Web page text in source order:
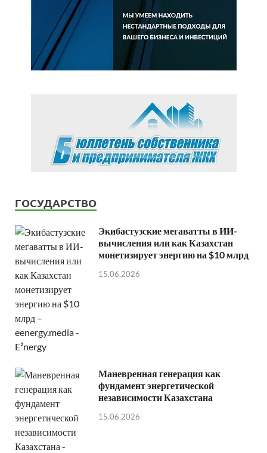
ГОСУДАРСТВО
Экибастузские мегаватты в ИИ-
вычисления или как Казахстан
монетизирует энергию на $10 млрд
15.06.2026
Маневренная генерация как
фундамент энергетической
независимости Казахстана
15.06.2026